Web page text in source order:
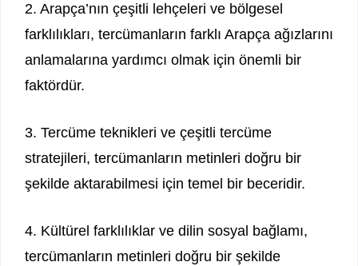
2. Arapça’nın çeşitli lehçeleri ve bölgesel
farklılıkları, tercümanların farklı Arapça ağızlarını
anlamalarına yardımcı olmak için önemli bir
faktördür.
3. Tercüme teknikleri ve çeşitli tercüme
stratejileri, tercümanların metinleri doğru bir
şekilde aktarabilmesi için temel bir beceridir.
4. Kültürel farklılıklar ve dilin sosyal bağlamı,
tercümanların metinleri doğru bir şekilde